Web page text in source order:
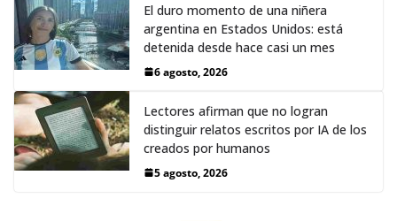
El duro momento de una niñera
argentina en Estados Unidos: está
detenida desde hace casi un mes
6 agosto, 2026
Lectores afirman que no logran
distinguir relatos escritos por IA de los
creados por humanos
5 agosto, 2026